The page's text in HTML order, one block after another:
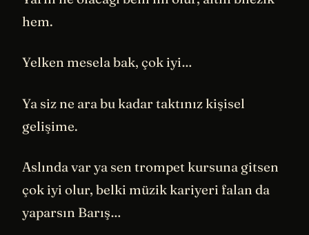
hem.
Yelken mesela bak, çok iyi…
Ya siz ne ara bu kadar taktınız kişisel
gelişime.
Aslında var ya sen trompet kursuna gitsen
çok iyi olur, belki müzik kariyeri falan da
yaparsın Barış…